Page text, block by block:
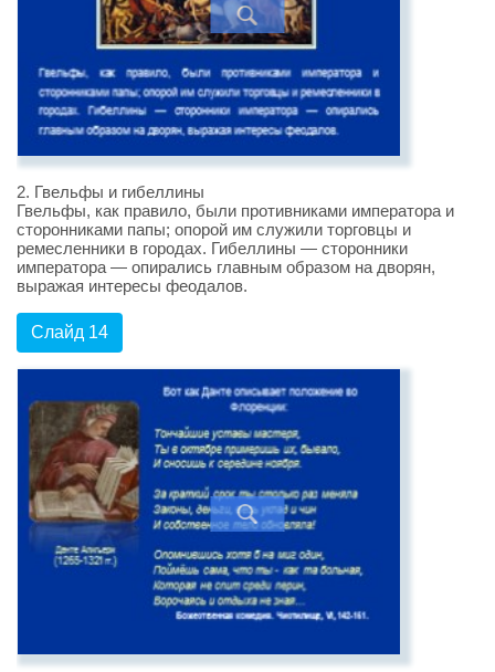
2. Гвельфы и гибеллины
Гвельфы, как правило, были противниками императора и
сторонниками папы; опорой им служили торговцы и
ремесленники в городах. Гибеллины — сторонники
императора — опирались главным образом на дворян,
выражая интересы феодалов.
Слайд 14